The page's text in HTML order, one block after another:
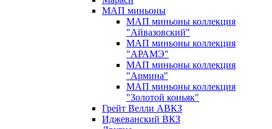
МАП миньоны
МАП миньоны коллекция
"Айвазовский"
МАП миньоны коллекция
"АРАМЭ"
МАП миньоны коллекция
"Армина"
МАП миньоны коллекция
"Золотой коньяк"
Грейт Велли АВКЗ
Иджеванский ВКЗ